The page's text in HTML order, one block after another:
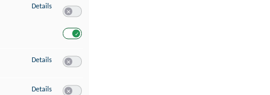
Details zu Verwendung reduzierter Daten zur Auswahl von Werbeanzeigen
Details zu Erstellung von Profilen für personalisierte Werbung
Details zu Verwendung von Profilen zur Auswahl personalisierter Werbung